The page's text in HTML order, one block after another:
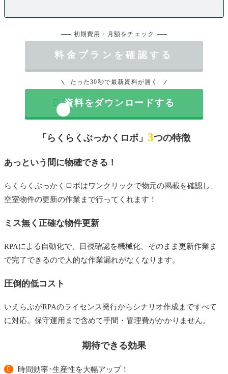
初期費用・月額をチェック
料金プランを確認する
たった30秒で最新資料が届く
 資料をダウンロードする
「らくらくぶっかくロボ」 3つの特徴
あっという間に物確できる！
らくらくぶっかくロボはワンクリックで物元の掲載を確認し、
空室物件の更新の作業まで行ってくれます！
ミス無く正確な物件更新
RPAによる自動化で、目視確認を機械化、そのまま更新作業ま
で完了できるので人的な作業漏れがなくなります。
圧倒的低コスト
いえらぶがRPAのライセンス発行からシナリオ作成まですべて
に対応。保守運用まで含めて手間・管理費がかかりません。
期待できる効果
時間効率･生産性を大幅アップ！